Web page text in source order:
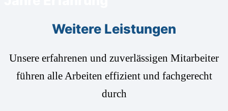
Weitere Leistungen
Unsere erfahrenen und zuverlässigen Mitarbeiter
führen alle Arbeiten effizient und fachgerecht
durch